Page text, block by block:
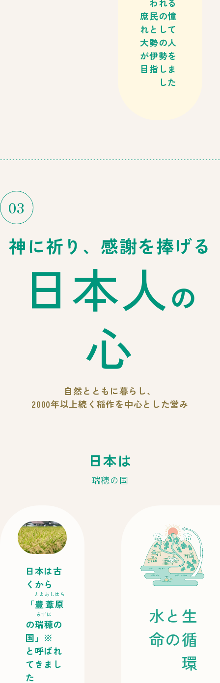
庶民の憧
れとして
大勢の人
が伊勢を
目指しま
した
03
神に祈り、感謝を捧げる
日本人の
心
自然とともに暮らし、
2000年以上続く 稲作を中心とした営み
日本は
瑞穂の国
日本は古
くから
「豊葦原
とよあしはら
の瑞穂
みずほ
の
国」※
と呼ばれ
てきまし
た
水と生
命の循
環